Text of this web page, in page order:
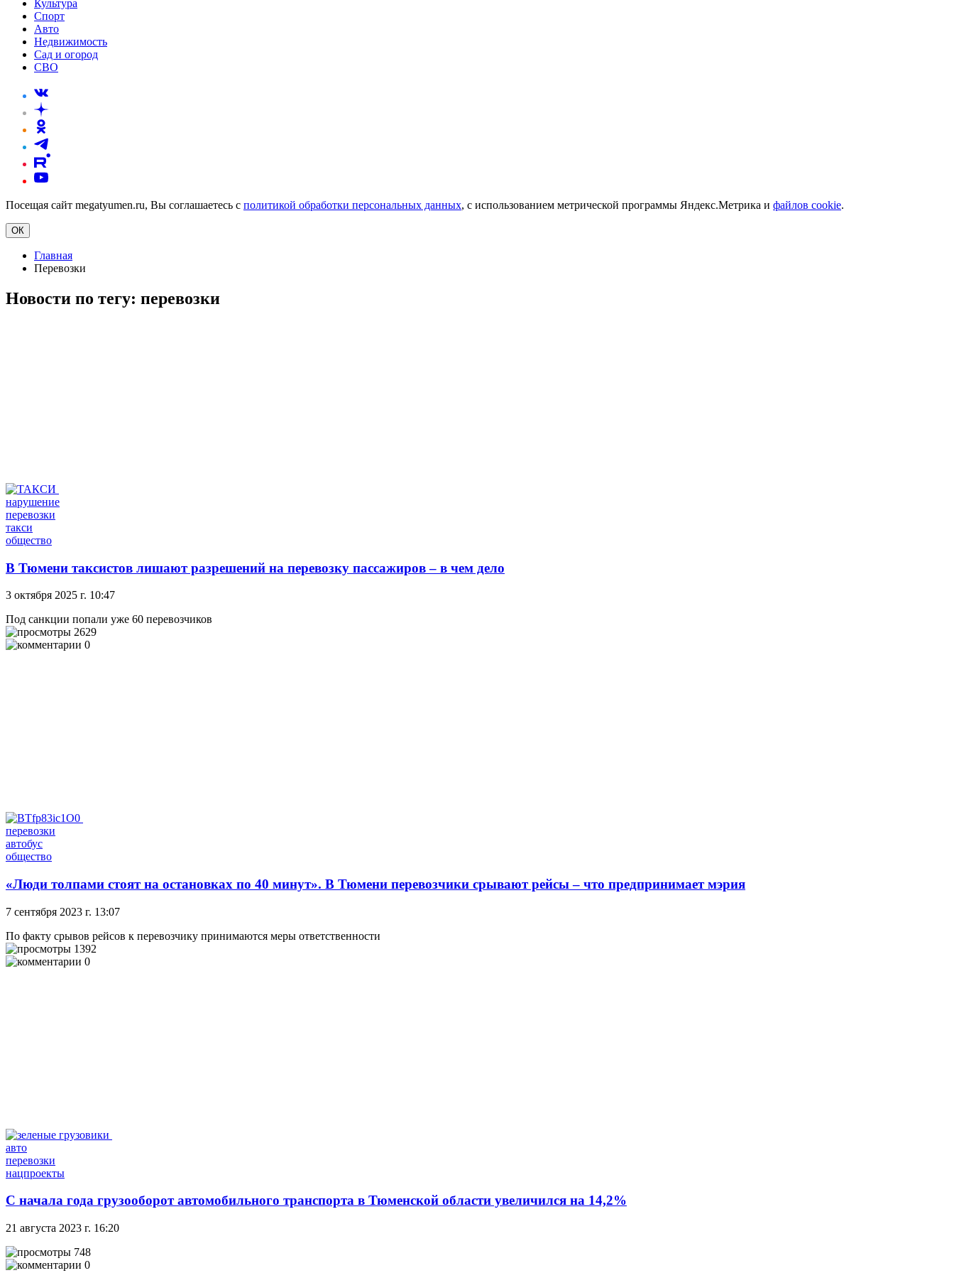
Культура
Спорт
Авто
Недвижимость
Сад и огород
СВО
Посещая сайт megatyumen.ru, Вы соглашаетесь с политикой обработки персональных данных, с использованием метрической программы Яндекс.Метрика и файлов cookie.
ОК
Главная
Перевозки
Новости по тегу: перевозки
нарушение
перевозки
такси
общество
В Тюмени таксистов лишают разрешений на перевозку пассажиров – в чем дело
3 октября 2025 г. 10:47
Под санкции попали уже 60 перевозчиков
2629
0
перевозки
автобус
общество
«Люди толпами стоят на остановках по 40 минут». В Тюмени перевозчики срывают рейсы – что предпринимает мэрия
7 сентября 2023 г. 13:07
По факту срывов рейсов к перевозчику принимаются меры ответственности
1392
0
авто
перевозки
нацпроекты
С начала года грузооборот автомобильного транспорта в Тюменской области увеличился на 14,2%
21 августа 2023 г. 16:20
748
0